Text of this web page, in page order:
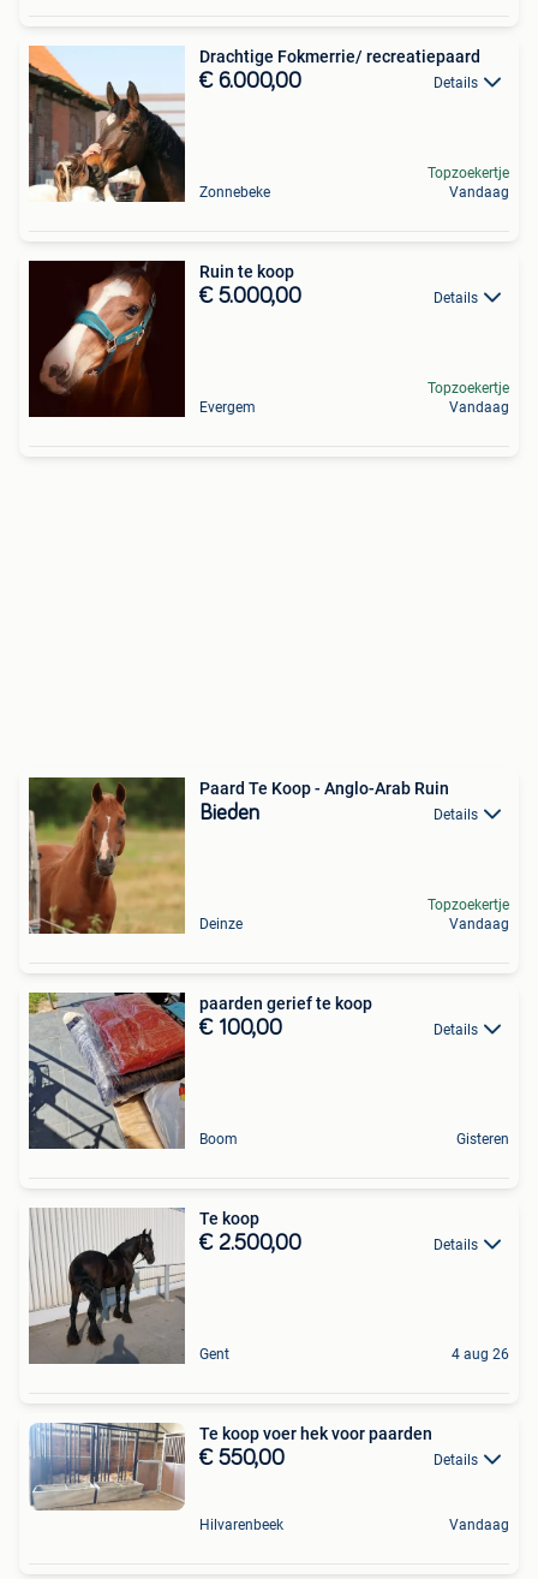
Drachtige Fokmerrie/ recreatiepaard
€ 6.000,00 Details
Zonnebeke
Topzoekertje
Vandaag
Ruin te koop
€ 5.000,00 Details
Evergem
Topzoekertje
Vandaag
Paard Te Koop - Anglo-Arab Ruin
Bieden Details
Deinze
Topzoekertje
Vandaag
paarden gerief te koop
€ 100,00 Details
Boom Gisteren
Te koop
€ 2.500,00 Details
Gent 4 aug 26
Te koop voer hek voor paarden
€ 550,00 Details
Hilvarenbeek Vandaag